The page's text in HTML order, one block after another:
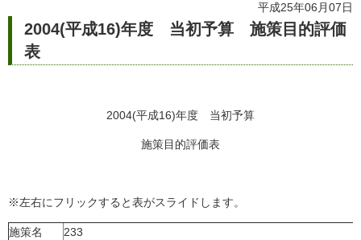
平成25年06月07日
2004(平成16)年度 当初予算 施策目的評価
表
2004(平成16)年度 当初予算
施策目的評価表
※左右にフリックすると表がスライドします。
施策名 233